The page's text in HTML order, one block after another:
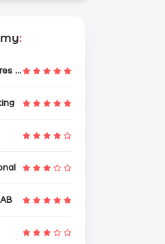
:
Grupa Progres Sp. z o.o.